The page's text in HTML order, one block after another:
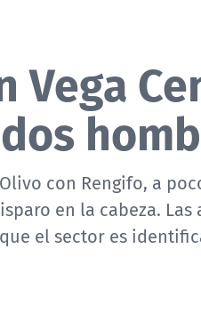
Vega
con Rengifo, a
en la cabeza.
el sector es